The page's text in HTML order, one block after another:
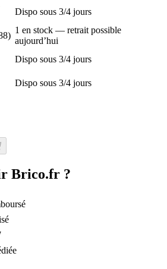
Dispo sous 3/4 jours
)
1 en stock — retrait possible
aujourd’hui
Dispo sous 3/4 jours
Dispo sous 3/4 jours
Brico.fr ?